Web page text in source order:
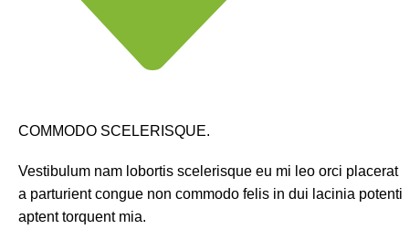
COMMODO SCELERISQUE.
Vestibulum nam lobortis scelerisque eu mi leo orci placerat
a parturient congue non commodo felis in dui lacinia potenti
aptent torquent mia.